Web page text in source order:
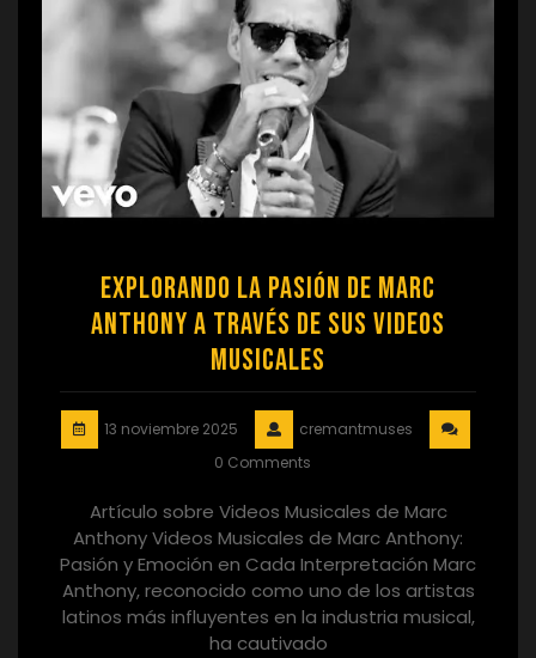
Explorando la Pasión de Marc
Anthony a Través de sus Videos
Musicales
13 noviembre 2025
cremantmuses
0 Comments
Artículo sobre Videos Musicales de Marc
Anthony Videos Musicales de Marc Anthony:
Pasión y Emoción en Cada Interpretación Marc
Anthony, reconocido como uno de los artistas
latinos más influyentes en la industria musical,
ha cautivado